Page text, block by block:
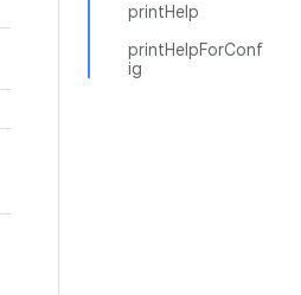
printHelp
printHelpForConf
ig